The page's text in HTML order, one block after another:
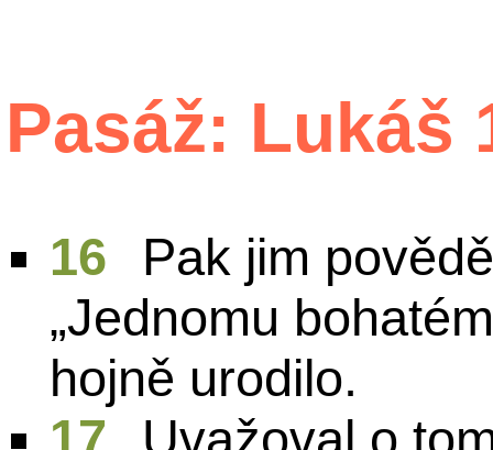
Pasáž: Lukáš
16
Pak jim
„Jednomu
hojně urodilo.